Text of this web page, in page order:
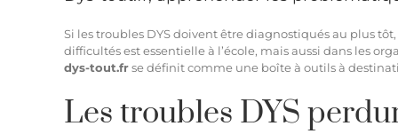
Si les troubles DYS doivent être diagnostiqués au plus
difficultés est essentielle à l’école, mais aussi dans les
dys-tout.frse définit comme une boîte à outils à
Les troubles DYS